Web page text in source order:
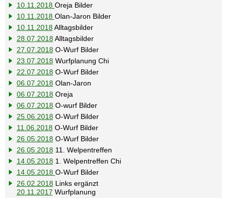
10.11.2018 Oreja Bilder
10.11.2018 Olan-Jaron Bilder
10.11.2018 Alltagsbilder
28.07.2018 Alltagsbilder
27.07.2018 O-Wurf Bilder
23.07.2018 Wurfplanung Chi
22.07.2018 O-Wurf Bilder
06.07.2018 Olan-Jaron
06.07.2018 Oreja
06.07.2018 O-wurf Bilder
25.06.2018 O-Wurf Bilder
11.06.2018 O-Wurf Bilder
26.05.2018 O-Wurf Bilder
26.05.2018 11. Welpentreffen
14.05.2018 1. Welpentreffen Chi
14.05.2018 O-Wurf Bilder
26.02.2018 Links ergänzt
20.11.2017 Wurfplanung